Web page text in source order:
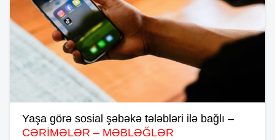
Yaşa görə sosial şəbəkə tələbləri ilə bağlı –
CƏRİMƏLƏR – MƏBLƏĞLƏR